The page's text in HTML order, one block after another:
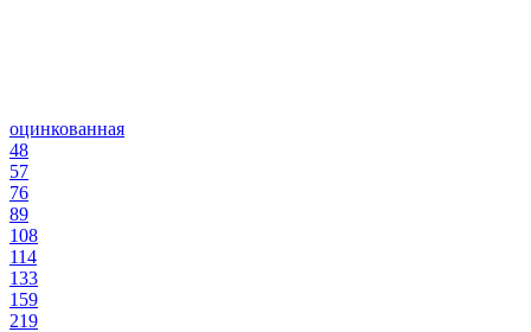
оцинкованная
48
57
76
89
108
114
133
159
219